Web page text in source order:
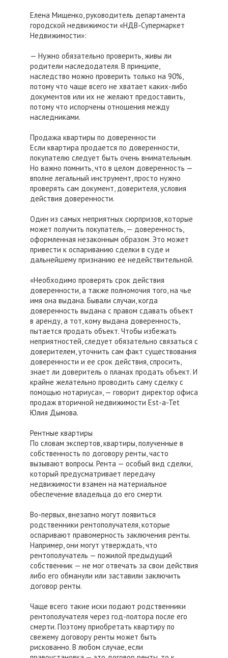
Елена Мищенко, руководитель департамента
городской недвижимости «НДВ-Супермаркет
Недвижимости»:
— Нужно обязательно проверить, живы ли
родители наследодателя. В принципе,
наследство можно проверить только на 90%,
потому что чаще всего не хватает каких-либо
документов или их не желают предоставить,
потому что испорчены отношения между
наследниками.
Продажа квартиры по доверенности
Если квартира продается по доверенности,
покупателю следует быть очень внимательным.
Но важно помнить, что в целом доверенность —
вполне легальный инструмент, просто нужно
проверять сам документ, доверителя, условия
действия доверенности.
Один из самых неприятных сюрпризов, которые
может получить покупатель, — доверенность,
оформленная незаконным образом. Это может
привести к оспариванию сделки в суде и
дальнейшему признанию ее недействительной.
«Необходимо проверять срок действия
доверенности, а также полномочия того, на чье
имя она выдана. Бывали случаи, когда
доверенность выдана с правом сдавать объект
в аренду, а тот, кому выдана доверенность,
пытается продать объект. Чтобы избежать
неприятностей, следует обязательно связаться с
доверителем, уточнить сам факт существования
доверенности и ее срок действия, спросить,
знает ли доверитель о планах продать объект. И
крайне желательно проводить саму сделку с
помощью нотариуса», — говорит директор офиса
продаж вторичной недвижимости Est-a-Tet
Юлия Дымова.
Рентные квартиры
По словам экспертов, квартиры, полученные в
собственность по договору ренты, часто
вызывают вопросы. Рента — особый вид сделки,
который предусматривает передачу
недвижимости взамен на материальное
обеспечение владельца до его смерти.
Во-первых, внезапно могут появиться
родственники рентополучателя, которые
оспаривают правомерность заключения ренты.
Например, они могут утверждать, что
рентополучатель — пожилой предыдущий
собственник — не мог отвечать за свои действия
либо его обманули или заставили заключить
договор ренты.
Чаще всего такие иски подают родственники
рентополучателя через год-полтора после его
смерти. Поэтому приобретать квартиру по
свежему договору ренты может быть
рискованно. В любом случае, если